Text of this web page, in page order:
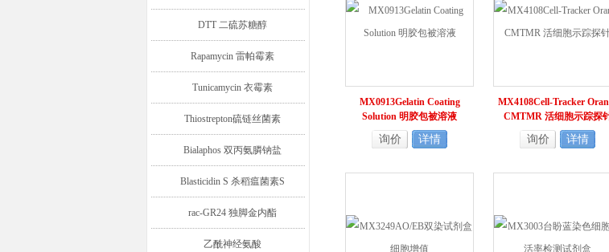
DTT 二硫苏糖醇
Rapamycin 雷帕霉素
Tunicamycin 衣霉素
Thiostrepton硫链丝菌素
Bialaphos 双丙氨膦钠盐
Blasticidin S 杀稻瘟菌素S
rac-GR24 独脚金内酯
乙酰神经氨酸
MX0913Gelatin Coating
Solution 明胶包被溶液
询价 详情
MX4108Cell-Tracker
CMTMR 活细胞示踪探
询价 详情